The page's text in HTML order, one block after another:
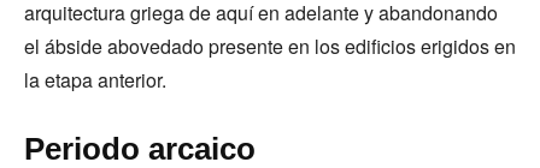
arquitectura griega de aquí en adelante y abandonando
el ábside abovedado presente en los edificios erigidos en
la etapa anterior.
Periodo arcaico